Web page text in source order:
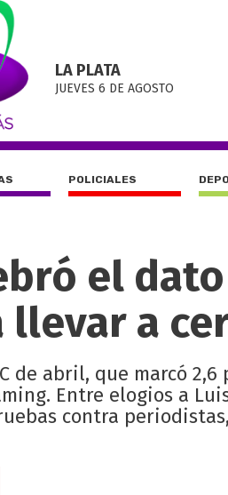
LA PLATA
JUEVES 6 DE AGOSTO
POLICIALES
el
a
de abril, que marcó
Entre elogios a
contra